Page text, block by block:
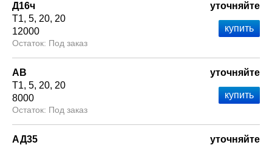
Д16ч
Т1 5 20 20
12000
Под заказ
уточняйте
АВ
Т1 5 20 20
8000
Под заказ
уточняйте
АД35
уточняйте